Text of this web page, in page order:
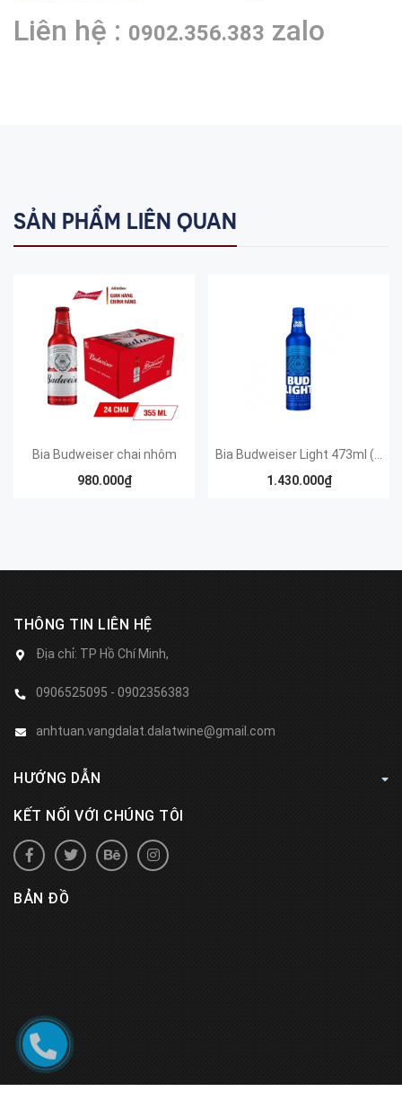
Liên hệ : 0902.356.383 zalo
SẢN PHẨM LIÊN QUAN
Bia Budweiser chai nhôm
980.000₫
1.430.000₫
THÔNG TIN LIÊN HỆ
Địa chỉ: TP Hồ Chí Minh,
0906525095 - 0902356383
anhtuan.vangdalat.dalatwine@gmail.com
HƯỚNG DẪN
KẾT NỐI VỚI CHÚNG TÔI
BẢN ĐỒ